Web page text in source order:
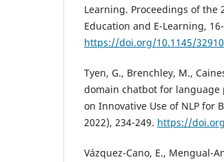
Learning. Proceedings of the
Education and E-Learning,
https://doi.org/10.1145/
Tyen, G., Brenchley, M.,
domain chatbot for language
on Innovative Use of NLP for
2022), 234-249. https://
Vázquez-Cano, E., Mengual-